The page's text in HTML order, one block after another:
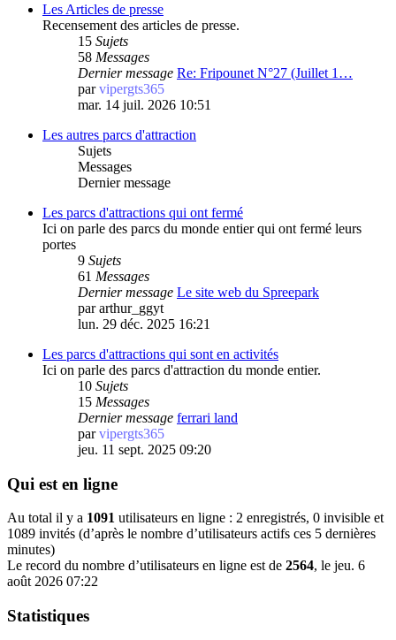
Les Articles de presse
Recensement des articles de presse.
15 Sujets
58 Messages
Dernier message Re: Fripounet N°27 (Juillet 1…
parvipergts365
mar. 14 juil. 2026 10:51
Les autres parcs d'attraction
Sujets
Messages
Dernier message
Les parcs d'attractions qui ont fermé
Ici on parle des parcs du monde entier qui ont fermé leurs
portes
9 Sujets
61 Messages
Dernier message Le site web du Spreepark
pararthur_ggyt
lun. 29 déc. 2025 16:21
Les parcs d'attractions qui sont en activités
Ici on parle des parcs d'attraction du monde entier.
10 Sujets
15 Messages
Dernier message ferrari land
parvipergts365
jeu. 11 sept. 2025 09:20
Qui est en ligne
Au total il y a 1091 utilisateurs en ligne : 2 enregistrés, 0 invisible et
1089 invités (d’après le nombre d’utilisateurs actifs ces 5 dernières
minutes)
Le record du nombre d’utilisateurs en ligne est de 2564, le jeu. 6
août 2026 07:22
Statistiques